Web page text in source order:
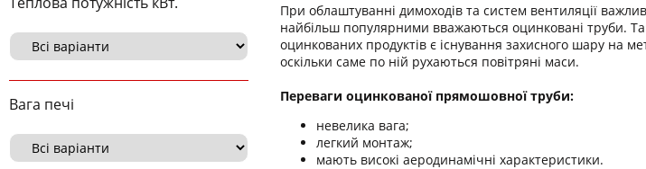
Вага печі
При облаштуванні димоходів та систем вентиляції
найбільш популярними вважаються оцинковані труби.
оцинкованих продуктів є існування захисного шару на
оскільки саме по ній рухаються повітряні маси.
Переваги оцинкованої прямошовної труби:
невелика вага;
легкий монтаж;
мають високі аеродинамічні характеристики.